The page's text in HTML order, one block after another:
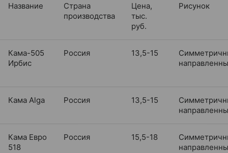
Название
Страна
производства
Цена,
тыс.
руб.
Рисунок
Кама-505
Ирбис
Россия 13,5-15
Кама Alga Россия 13,5-15
Кама Евро
518
Россия 15,5-18